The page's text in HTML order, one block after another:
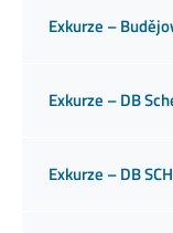
Exkurze –
Exkurze – DB
Exkurze – DB